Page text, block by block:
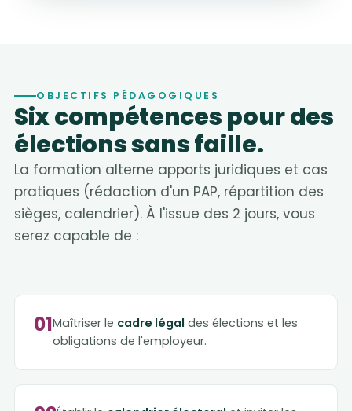
OBJECTIFS PÉDAGOGIQUES
Six compétences pour des
élections sans faille.
La formation alterne apports juridiques et cas
pratiques (rédaction d'un PAP, répartition des
sièges, calendrier). À l'issue des 2 jours, vous
serez capable de :
01Maîtriser le cadre légal des élections et les
obligations de l'employeur.